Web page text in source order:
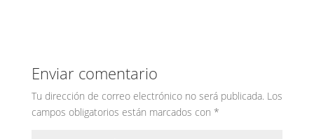
Enviar comentario
Tu dirección de correo electrónico no será publicada. Los
campos obligatorios están marcados con *